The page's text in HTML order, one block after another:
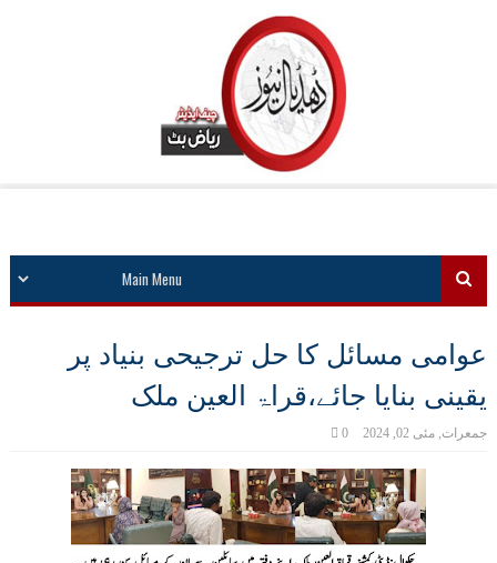
عوامی مسائل کا حل ترجیحی بنیاد پر
یقینی بنایا جائے،قراۃ العین ملک
جمعرات, مئی 02, 2024 0